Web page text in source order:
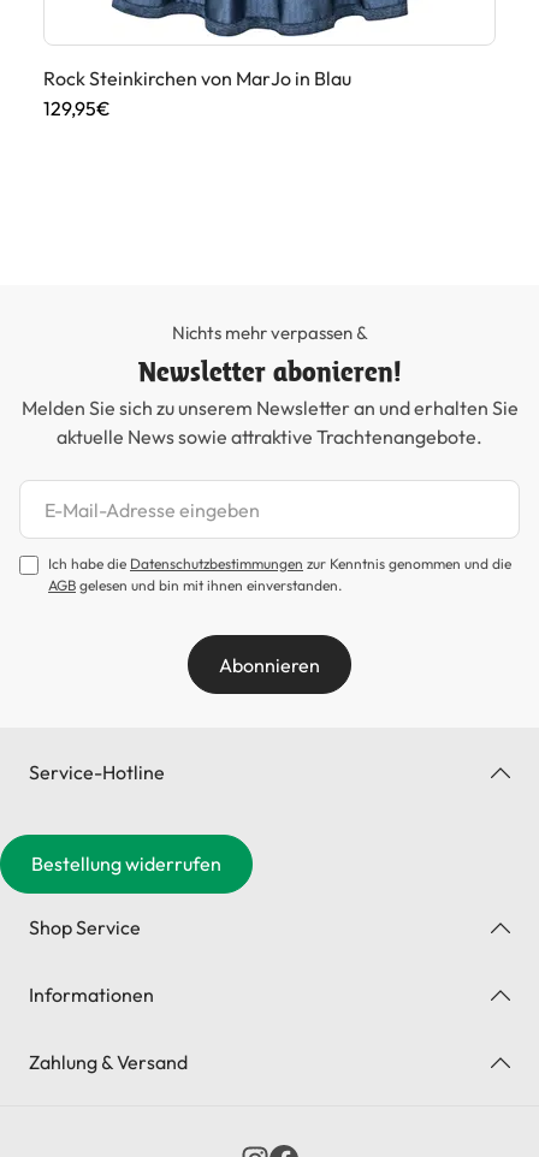
Rock Steinkirchen von MarJo in Blau
129,95€
Nichts mehr verpassen &
Newsletter abonieren!
Melden Sie sich zu unserem Newsletter an und erhalten Sie
aktuelle News sowie attraktive Trachtenangebote.
Newsletter abonnieren
Ich habe die Datenschutzbestimmungen zur Kenntnis genommen und die
AGB gelesen und bin mit ihnen einverstanden.
Abonnieren
Service-Hotline
Bestellung widerrufen
Shop Service
Informationen
Zahlung & Versand